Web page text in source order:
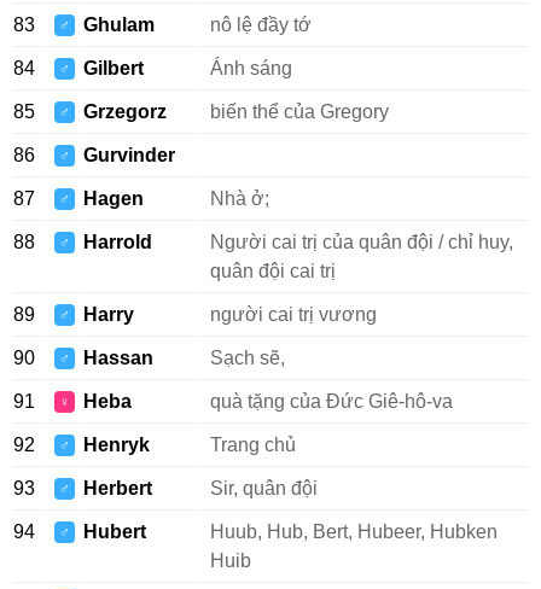
83 ♂ Ghulam nô lệ đầy tớ
84 ♂ Gilbert Ánh sáng
85 ♂ Grzegorz biến thể của Gregory
86 ♂ Gurvinder
87 ♂ Hagen Nhà ở;
88 ♂ Harrold
Người cai trị của quân đội / chỉ huy,
quân đội cai trị
89 ♂ Harry người cai trị vương
90 ♂ Hassan Sạch sẽ,
91 ♀ Heba quà tặng của Đức Giê-hô-va
92 ♂ Henryk Trang chủ
93 ♂ Herbert Sir, quân đội
94 ♂ Hubert
Huub, Hub, Bert, Hubeer, Hubken
Huib